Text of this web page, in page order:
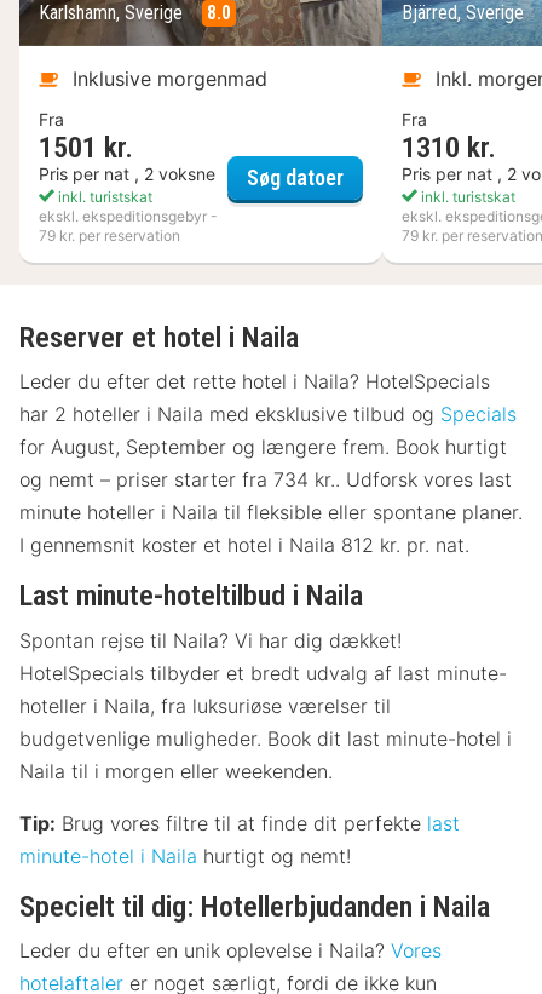
Karlshamn, Sverige 8.0
Inklusive morgenmad
Fra
1501 kr.
Pris per nat , 2 voksne
inkl. turistskat
ekskl. ekspeditionsgebyr -
79 kr. per reservation
Søg datoerBest Western Hotell
Bjärred, Sverige
Inkl.
Fra
1310 kr.
Pris per nat , 2
inkl. turistskat
ekskl.
79 kr. per reservation
Reserver et hotel i Naila
Leder du efter det rette hotel i Naila? HotelSpecials
har 2 hoteller i Naila med eksklusive tilbud og Specials
for August, September og længere frem. Book hurtigt
og nemt – priser starter fra 734 kr.. Udforsk vores last
minute hoteller i Naila til fleksible eller spontane planer.
I gennemsnit koster et hotel i Naila 812 kr. pr. nat.
Last minute-hoteltilbud i Naila
Spontan rejse til Naila? Vi har dig dækket!
HotelSpecials tilbyder et bredt udvalg af last minute-
hoteller i Naila, fra luksuriøse værelser til
budgetvenlige muligheder. Book dit last minute-hotel i
Naila til i morgen eller weekenden.
Tip: Brug vores filtre til at finde dit perfekte last
minute-hotel i Naila hurtigt og nemt!
Specielt til dig: Hotellerbjudanden i Naila
Leder du efter en unik oplevelse i Naila? Vores
hotelaftaler er noget særligt, fordi de ikke kun